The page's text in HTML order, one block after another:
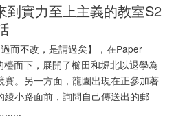
到實力至上主義的教室S2
而不改，是謂過矣】，在Paper
檯面下，展開了櫛田和堀北以退學為
賽。另一方面，龍園出現在正參加著
綾小路面前，詢問自己傳送出的郵